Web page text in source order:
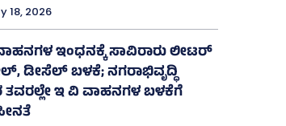
18, 2026
ಇಂಧನಕ್ಕೆ ಸಾವಿರಾರು ಲೀಟರ್‌
ಡೀಸೆಲ್ ಬಳಕೆ; ನಗರಾಭಿವೃದ್ಧಿ
ಇ ವಿ ವಾಹನಗಳ ಬಳಕೆಗೆ